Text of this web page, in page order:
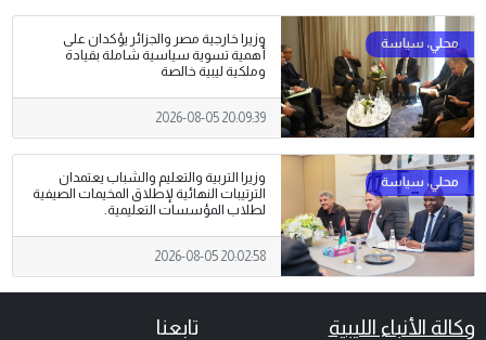
وزيرا خارجية مصر والجزائر يؤكدان على
أهمية تسوية سياسية شاملة بقيادة
وملكية ليبية خالصة
2026-08-05 20:09:39
وزيرا التربية والتعليم والشباب يعتمدان
الترتيبات النهائية لإطلاق المخيمات الصيفية
لطلاب المؤسسات التعليمية.
2026-08-05 20:02:58
وكالة الأنباء الليبية تابعنا